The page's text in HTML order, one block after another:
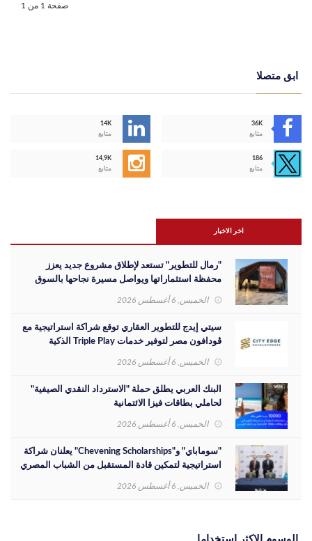
صفحة 1 من 1
ابق متصلا
14K
متابع
36K
متابع
14,9K
متابع
186
متابع
اخر الاخبار
"رمال للتطوير" تستعد لإطلاق مشروع جديد يعزز
محفظة استثماراتها ويواصل مسيرة نجاحها بالسوق
الخميس, 6 أغسطس 2026
سيتي إيدج للتطوير العقاري توقع شراكة استراتيجية مع
ڤودافون مصر لتوفير خدمات Triple Play الذكية
بمشروع داون تاون بمدينة العلمين الجديدة
الخميس, 6 أغسطس 2026
البنك العربي يطلق حملة "الاسترداد النقدي الصيفية"
لحاملي بطاقات فيزا الائتمانية
الخميس, 6 أغسطس 2026
"سوماباي" و"Chevening Scholarships" يعلنان شراكة
استراتيجية لتمكين قادة المستقبل من الشباب المصري
الخميس, 6 أغسطس 2026